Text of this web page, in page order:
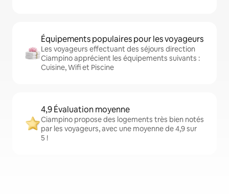
Équipements populaires pour les voyageurs
Les voyageurs effectuant des séjours direction
Ciampino apprécient les équipements suivants :
Cuisine, Wifi et Piscine
4,9 Évaluation moyenne
Ciampino propose des logements très bien notés
par les voyageurs, avec une moyenne de 4,9 sur
5 !